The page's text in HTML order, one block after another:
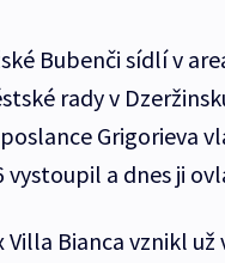
Bubenči sídlí v
rady v
Grigorieva
a dnes ji
Bianca vznikl už